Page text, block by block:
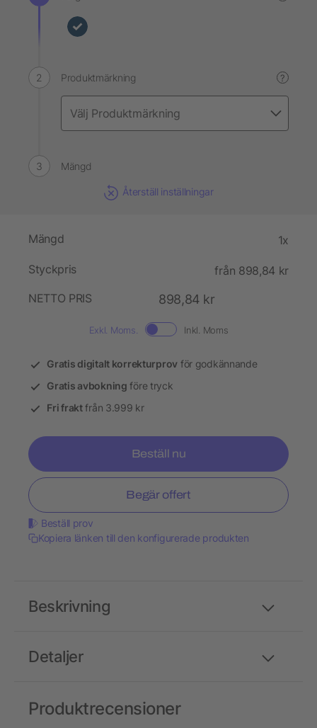
Produktmärkning ?
Mängd
Återställ inställningar
Mängd 1x
Styckpris
från 898,84 kr
NETTO PRIS
898,84 kr
Exkl. Moms. Inkl. Moms
Gratis digitalt korrekturprov för godkännande
Gratis avbokning före tryck
Fri fraktfrån 3.999 kr
Beställ nu
Begär offert
Beställ prov
Kopiera länken till den konfigurerade produkten
Detaljer
Beskrivning
Produktrecensioner